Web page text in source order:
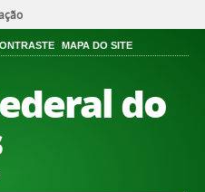
MAPA DO SITE
do